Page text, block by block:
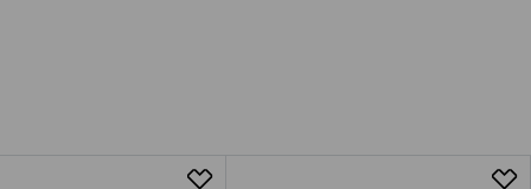
valittuun osoitteeseen.